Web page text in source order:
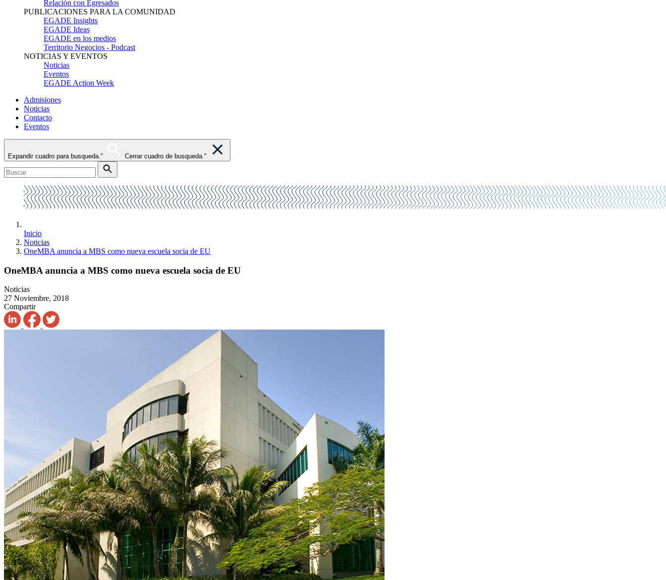
Relación con Egresados
PUBLICACIONES PARA LA COMUNIDAD
EGADE Insights
EGADE Ideas
EGADE en los medios
Territorio Negocios - Podcast
NOTICIAS Y EVENTOS
Noticias
Eventos
EGADE Action Week
Admisiones
Noticias
Contacto
Eventos
Expandir cuadro para busqueda." Cerrar cuadro de busqueda."
Inicio
Noticias
OneMBA anuncia a MBS como nueva escuela socia de EU
OneMBA anuncia a MBS como nueva escuela socia de EU
Noticias
27 Noviembre, 2018
Compartir